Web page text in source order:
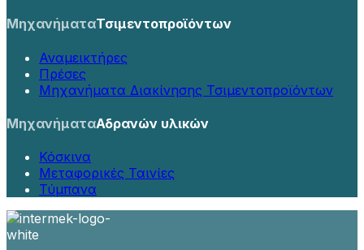
ΜηχανήματαΤσιμεντοπροϊόντων
Αναμεικτήρες
Πρέσες
Μηχανήματα Διακίνησης Τσιμεντοπροϊόντων
ΜηχανήματαΑδρανών υλικών
Κόσκινα
Μεταφορικές Ταινίες
Τύμπανα